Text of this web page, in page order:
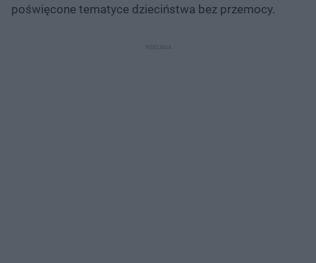
poświęcone tematyce dzieciństwa bez przemocy.